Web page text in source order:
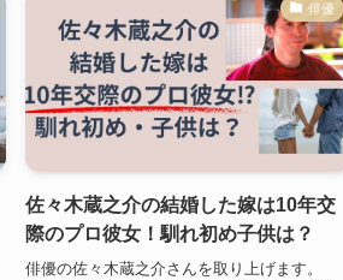
俳優
佐々木蔵之介の結婚した嫁は10年交
際のプロ彼女！馴れ初め子供は？
俳優の佐々木蔵之介さんを取り上げます。